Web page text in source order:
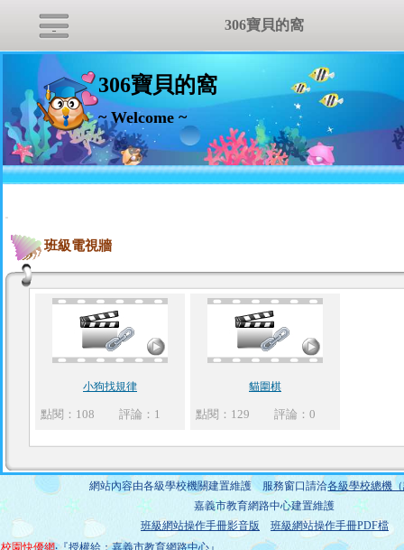
306寶貝的窩
~ Welcome ~
:::
班級電視牆
小狗找規律
點閱：108 評論：1
貓圍棋
點閱：129 評論：0
網站內容由各級學校機關建置維護 服務窗口請洽各級學校總機
嘉義市教育網路中心建置維護
班級網站操作手冊影音版
班級網站操作手冊PDF檔
306寶貝的窩